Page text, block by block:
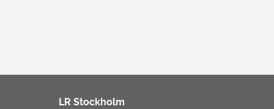
LR Stockholm